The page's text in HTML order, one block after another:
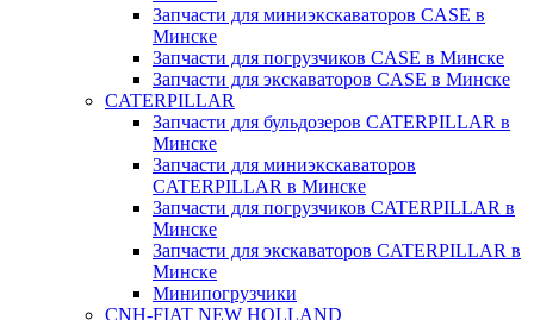
Запчасти для миниэкскаваторов CASE в
Минске
Запчасти для погрузчиков CASE в Минске
Запчасти для экскаваторов CASE в Минске
CATERPILLAR
Запчасти для бульдозеров CATERPILLAR в
Минске
Запчасти для миниэкскаваторов
CATERPILLAR в Минске
Запчасти для погрузчиков CATERPILLAR в
Минске
Запчасти для экскаваторов CATERPILLAR в
Минскe
Минипогрузчики
CNH-FIAT NEW HOLLAND